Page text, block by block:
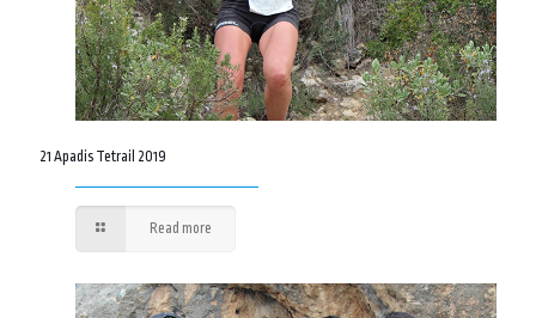
21 Apadis Tetrail 2019
Read more